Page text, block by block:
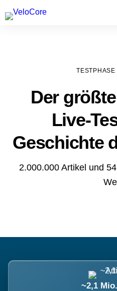
Agenturen &
Der
Live-
Geschichte
2.000.000 Artikel und
~2,1 Mio.